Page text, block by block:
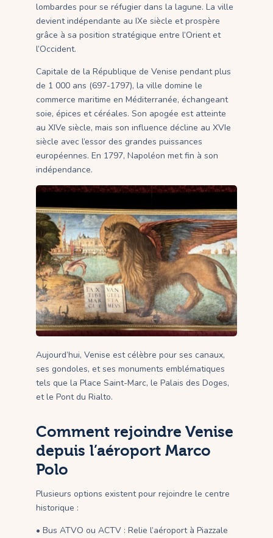
lombardes pour se réfugier dans la lagune. La ville
devient indépendante au IXe siècle et prospère
grâce à sa position stratégique entre l’Orient et
l’Occident.
Capitale de la République de Venise pendant plus
de 1 000 ans (697-1797), la ville domine le
commerce maritime en Méditerranée, échangeant
soie, épices et céréales. Son apogée est atteinte
au XIVe siècle, mais son influence décline au XVIe
siècle avec l’essor des grandes puissances
européennes. En 1797, Napoléon met fin à son
indépendance.
Aujourd’hui, Venise est célèbre pour ses canaux,
ses gondoles, et ses monuments emblématiques
tels que la Place Saint-Marc, le Palais des Doges,
et le Pont du Rialto.
Comment rejoindre Venise
depuis l’aéroport Marco
Polo
Plusieurs options existent pour rejoindre le centre
historique :
• Bus ATVO ou ACTV : Relie l’aéroport à Piazzale